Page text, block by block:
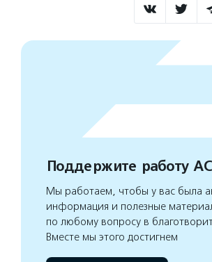
Поддержите работу
Мы работаем, чтобы у вас была
информация и полезные
по любому вопросу в
Вместе мы этого достигнем